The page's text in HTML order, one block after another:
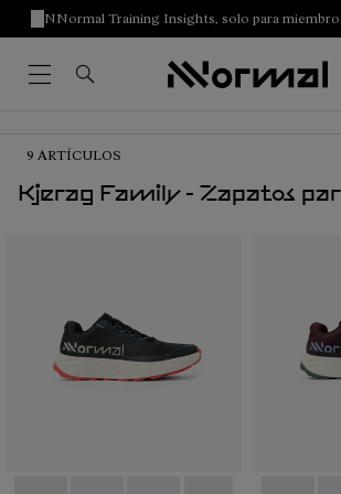
NNormal Training Insights, solo para
9 ARTÍCULOS
Kjerag Family - Zapatos